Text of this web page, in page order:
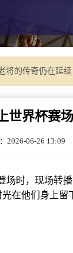
将的传奇仍在延续
世界杯赛
2026-06-26 13:09
时，现场转
在他们身上留